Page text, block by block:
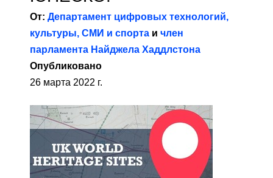
От: Департамент цифровых технологий,
культуры, СМИ и спорта и член
парламента Найджела Хаддлстона
Опубликовано
26 марта 2022 г.